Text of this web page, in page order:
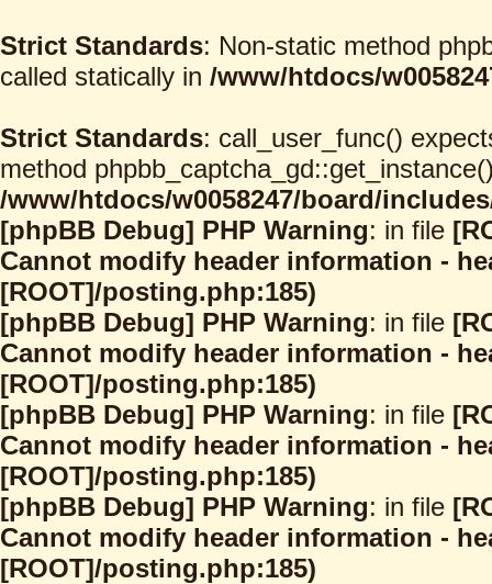
Strict Standards: Non-static method
called statically in /www/htdocs/
Strict Standards: call_user_func()
method
/www/htdocs/w0058247/board/
[phpBB Debug] PHP Warning: in file
Cannot modify header information -
[ROOT]/posting.php:185)
[phpBB Debug] PHP Warning: in file
Cannot modify header information -
[ROOT]/posting.php:185)
[phpBB Debug] PHP Warning: in file
Cannot modify header information -
[ROOT]/posting.php:185)
[phpBB Debug] PHP Warning: in file
Cannot modify header information -
[ROOT]/posting.php:185)